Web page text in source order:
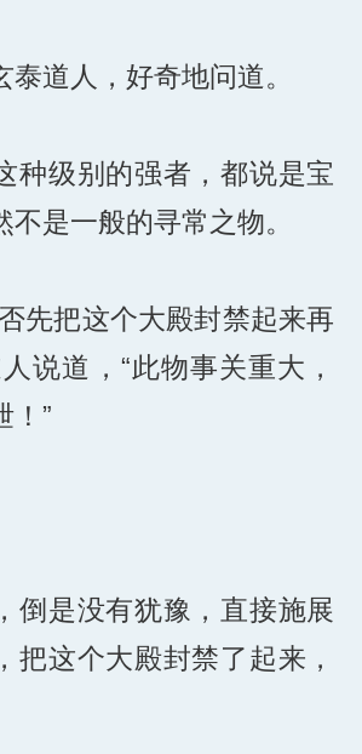
道人，好奇地问道。
种级别的强者，都说是宝
是一般的寻常之物。
先把这个大殿封禁起来再
说道，“此物事关重大，
！”
倒是没有犹豫，直接施展
把这个大殿封禁了起来，